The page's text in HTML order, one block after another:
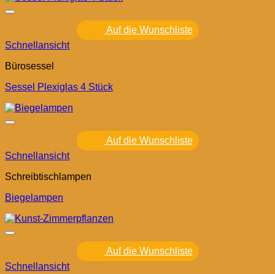
Auf die Wunschliste
Schnellansicht
Bürosessel
Sessel Plexiglas 4 Stück
Auf die Wunschliste
Schnellansicht
Schreibtischlampen
Biegelampen
Auf die Wunschliste
Schnellansicht